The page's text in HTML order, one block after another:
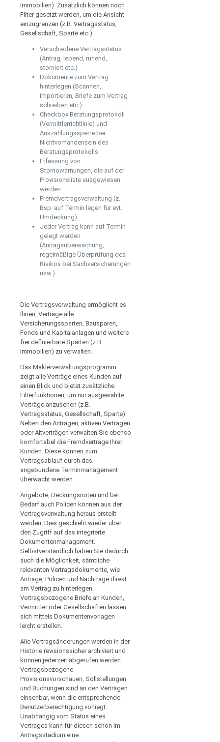
Immobilien). Zusätzlich können noch
Filter gesetzt werden, um die Ansicht
einzugrenzen (z.B. Vertragsstatus,
Gesellschaft, Sparte etc.)
Verschiedene Vertragsstatus
(Antrag, lebend, ruhend,
storniert etc.)
Dokumente zum Vertrag
hinterlegen (Scannen,
Importieren, Briefe zum Vertrag
schreiben etc.)
Checkbox Beratungsprotokoll
(Vermittlerrichtlinie) und
Auszahlungssperre bei
Nichtvorhandensein des
Beratungsprotokolls
Erfassung von
Stornowarnungen, die auf der
Provisionsliste ausgewiesen
werden
Fremdvertragsverwaltung (z.
Bsp. auf Termin legen für evt.
Umdeckung)
Jeder Vertrag kann auf Termin
gelegt werden
(Antragsüberwachung,
regelmäßige Überprüfung des
Risikos bei Sachversicherungen
usw.)
Die Vertragsverwaltung ermöglicht es
Ihnen, Verträge alle
Versicherungssparten, Bausparen,
Fonds und Kapitalanlagen und weitere
frei definierbare Sparten (z.B.
Immobilien) zu verwalten.
Das Maklerverwaltungsprogramm
zeigt alle Verträge eines Kunden auf
einen Blick und bietet zusätzliche
Filterfunktionen, um nur ausgewählte
Verträge anzusehen (z.B.
Vertragsstatus, Gesellschaft, Sparte).
Neben den Anträgen, aktiven Verträgen
oder Altverträgen verwalten Sie ebenso
komfortabel die Fremdverträge Ihrer
Kunden. Diese können zum
Vertragsablauf durch das
angebundene Terminmanagement
überwacht werden.
Angebote, Deckungsnoten und bei
Bedarf auch Policen können aus der
Vertragsverwaltung heraus erstellt
werden. Dies geschieht wieder über
den Zugriff auf das integrierte
Dokumentenmanagement.
Selbstverständlich haben Sie dadurch
auch die Möglichkeit, sämtliche
relevanten Vertragsdokumente, wie
Anträge, Policen und Nachträge direkt
am Vertrag zu hinterlegen.
Vertragsbezogene Briefe an Kunden,
Vermittler oder Gesellschaften lassen
sich mittels Dokumentenvorlagen
leicht erstellen.
Alle Vertragsänderungen werden in der
Historie revisionssicher archiviert und
können jederzeit abgerufen werden.
Vertragsbezogene
Provisionsvorschauen, Sollstellungen
und Buchungen sind an den Verträgen
einsehbar, wenn die entsprechende
Benutzerberechtigung vorliegt.
Unabhängig vom Status eines
Vertrages kann für diesen schon im
Antragsstadium eine